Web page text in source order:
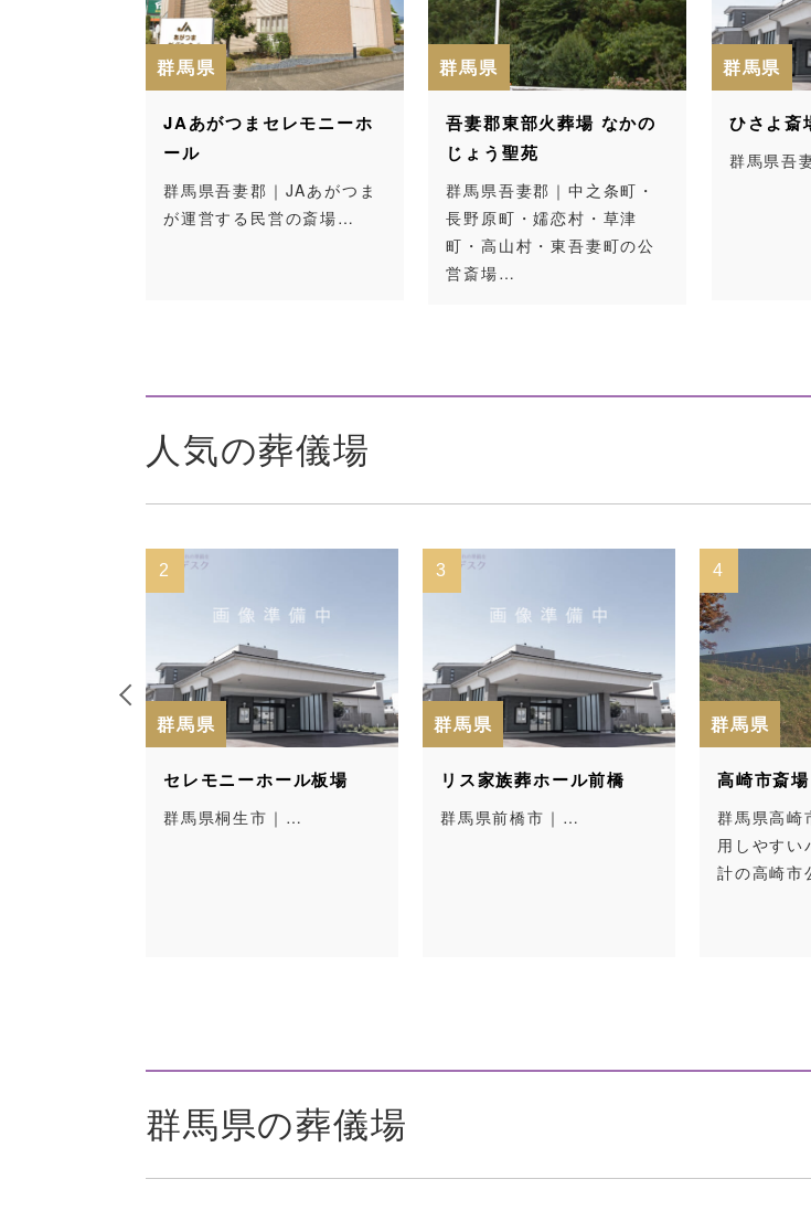
群馬県
JAあがつまセレモニーホ
ール
群馬県吾妻郡｜JAあがつま
が運営する民営の斎場…
群馬県
吾妻郡東部火葬場 なかの
じょう聖苑
群馬県吾妻郡｜中之条町・
長野原町・嬬恋村・草津
町・高山村・東吾妻町の公
営斎場…
群馬県
ひさよ斎
群馬県吾
人気の葬儀場
セレモニーホール板場
群馬県桐生市｜…
群馬県
リス家族葬ホール前橋
群馬県前橋市｜…
群馬県
高崎市斎場
群馬県高崎市｜だ
用しやすいバリア
計の高崎市公営斎
群馬県の葬儀場